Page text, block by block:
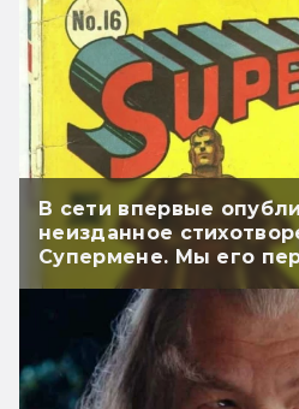
В сети впервые
неизданное
Супермене. Мы его